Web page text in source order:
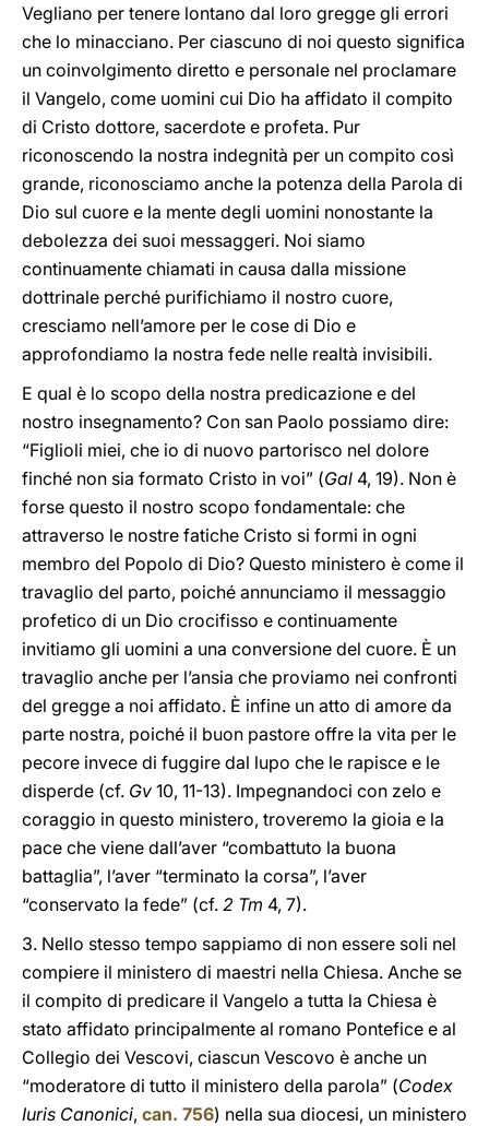
Vegliano per tenere lontano dal loro gregge gli errori
che lo minacciano. Per ciascuno di noi questo significa
un coinvolgimento diretto e personale nel proclamare
il Vangelo, come uomini cui Dio ha affidato il compito
di Cristo dottore, sacerdote e profeta. Pur
riconoscendo la nostra indegnità per un compito così
grande, riconosciamo anche la potenza della Parola di
Dio sul cuore e la mente degli uomini nonostante la
debolezza dei suoi messaggeri. Noi siamo
continuamente chiamati in causa dalla missione
dottrinale perché purifichiamo il nostro cuore,
cresciamo nell’amore per le cose di Dio e
approfondiamo la nostra fede nelle realtà invisibili.
E qual è lo scopo della nostra predicazione e del
nostro insegnamento? Con san Paolo possiamo dire:
“Figlioli miei, che io di nuovo partorisco nel dolore
finché non sia formato Cristo in voi” (Gal 4, 19). Non è
forse questo il nostro scopo fondamentale: che
attraverso le nostre fatiche Cristo si formi in ogni
membro del Popolo di Dio? Questo ministero è come il
travaglio del parto, poiché annunciamo il messaggio
profetico di un Dio crocifisso e continuamente
invitiamo gli uomini a una conversione del cuore. È un
travaglio anche per l’ansia che proviamo nei confronti
del gregge a noi affidato. È infine un atto di amore da
parte nostra, poiché il buon pastore offre la vita per le
pecore invece di fuggire dal lupo che le rapisce e le
disperde (cf. Gv 10, 11-13). Impegnandoci con zelo e
coraggio in questo ministero, troveremo la gioia e la
pace che viene dall’aver “combattuto la buona
battaglia”, l’aver “terminato la corsa”, l’aver
“conservato la fede” (cf. 2 Tm 4, 7).
3. Nello stesso tempo sappiamo di non essere soli nel
compiere il ministero di maestri nella Chiesa. Anche se
il compito di predicare il Vangelo a tutta la Chiesa è
stato affidato principalmente al romano Pontefice e al
Collegio dei Vescovi, ciascun Vescovo è anche un
“moderatore di tutto il ministero della parola” (Codex
Iuris Canonici, can. 756) nella sua diocesi, un ministero